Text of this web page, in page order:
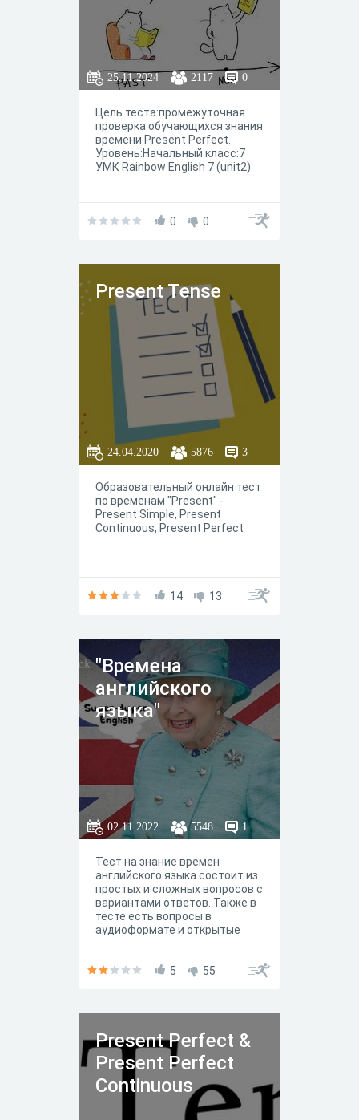
25.11.2024 2117 0
Цель теста:промежуточная
проверка обучающихся знания
времени Present Perfect.
Уровень:Начальный класс:7
УМК Rainbow English 7 (unit2)
0 0
Present Tense
24.04.2020 5876 3
Образовательный онлайн тест
по временам "Present" -
Present Simple, Present
Continuous, Present Perfect
14 13
"Времена
английского
языка"
02.11.2022 5548 1
Тест на знание времен
английского языка состоит из
простых и сложных вопросов с
вариантами ответов. Также в
тесте есть вопросы в
аудиоформате и открытые
онлайн-тест позволяет
глагольными формами,
стороны знания языка.
5 55
Present Perfect &
Present Perfect
Continuous